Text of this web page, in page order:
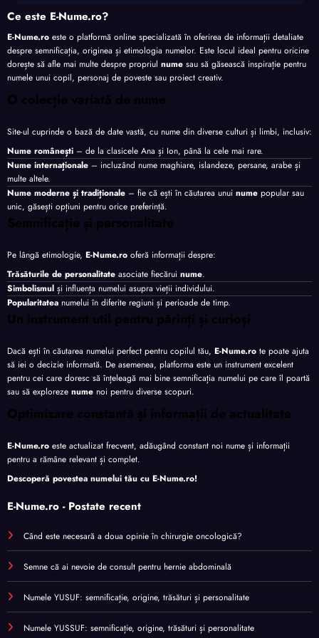
Ce este E-Nume.ro?
E-Nume.ro este o platformă online specializată în oferirea de informații detaliate
despre semnificația, originea și etimologia numelor. Este locul ideal pentru oricine
dorește să afle mai multe despre propriul nume sau să găsească inspirație pentru
numele unui copil, personaj de poveste sau proiect creativ.
O colecție variată de nume
Site-ul cuprinde o bază de date vastă, cu nume din diverse culturi și limbi, inclusiv:
Nume românești – de la clasicele Ana și Ion, până la cele mai rare.
Nume internaționale – incluzând nume maghiare, islandeze, persane, arabe și
multe altele.
Nume moderne și tradiționale – fie că ești în căutarea unui nume popular sau
unic, găsești opțiuni pentru orice preferință.
Semnificație și personalitate
Pe lângă etimologie, E-Nume.ro oferă informații despre:
Trăsăturile de personalitate asociate fiecărui nume.
Simbolismul și influența numelui asupra vieții individului.
Popularitatea numelui în diferite regiuni și perioade de timp.
Un instrument util pentru părinți și curioși
Dacă ești în căutarea numelui perfect pentru copilul tău, E-Nume.ro te poate ajuta
să iei o decizie informată. De asemenea, platforma este un instrument excelent
pentru cei care doresc să înțeleagă mai bine semnificația numelui pe care îl poartă
sau să exploreze nume noi pentru diverse scopuri.
Optimizare constantă și informații de actualitate
E-Nume.ro este actualizat frecvent, adăugând constant noi nume și informații
pentru a rămâne relevant și complet.
Descoperă povestea numelui tău cu E-Nume.ro!
E-Nume.ro - Postate recent
Când este necesară a doua opinie în chirurgie oncologică?
Semne că ai nevoie de consult pentru hernie abdominală
Numele YUSUF: semnificație, origine, trăsături și personalitate
Numele YUSSUF: semnificație, origine, trăsături și personalitate